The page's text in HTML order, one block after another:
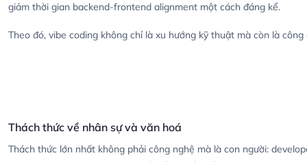
giảm thời gian backend-frontend alignment một cách đáng kể.
Theo đó, vibe coding không chỉ là xu hướng kỹ thuật mà còn là
Thách thức về nhân sự và văn hoá
Thách thức lớn nhất không phải công nghệ mà là con người: